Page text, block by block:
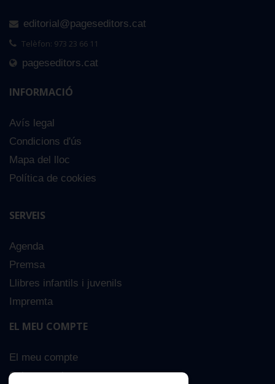
editorial@pageseditors.cat
Telèfon: 973 23 66 11
pageseditors.cat
INFORMACIÓ
Avís legal
Condicions d'ús
Mapa del lloc
Política de cookies
SERVEIS
Agenda
Premsa
Llibres infantils i juvenils
Impremta
EL MEU COMPTE
El meu compte
Sobre nosaltres